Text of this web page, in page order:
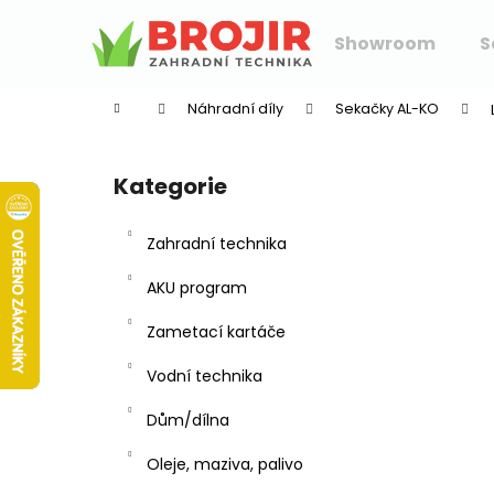
Showroom
Náhradní díly Sekačky AL-KO
Přeskočit
kategorie
Kategorie
Zahradní technika
AKU program
Zametací kartáče
Vodní technika
Dům/dílna
Oleje, maziva, palivo
Zpět
Zpět